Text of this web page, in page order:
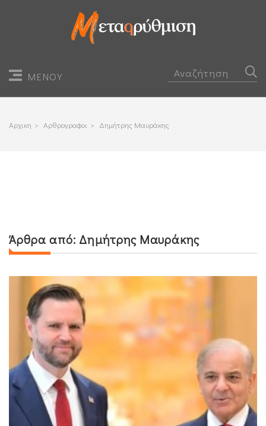
ΜΕΝΟΥ
Αρχικη > Αρθρογραφοι > Δημήτρης Μαυράκης
Άρθρα από: Δημήτρης Μαυράκης